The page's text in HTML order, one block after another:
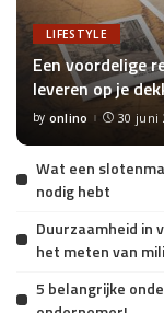
LIFESTYLE
Een voordelige
leveren op je
Posted
by onlino 30 juni
Wat een
nodig hebt
Duurzaamheid in
het meten van
5 belangrijke